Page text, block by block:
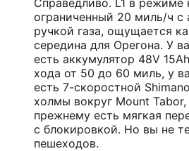
ограниченный 20 миль/ч с
ручкой газа, ощущается
середина для Орегона. У
есть аккумулятор 48V
хода от 50 до 60 миль, у
есть 7-скоростной
холмы вокруг Mount
прежнему есть мягкая
с блокировкой. Но вы не
пешеходов.